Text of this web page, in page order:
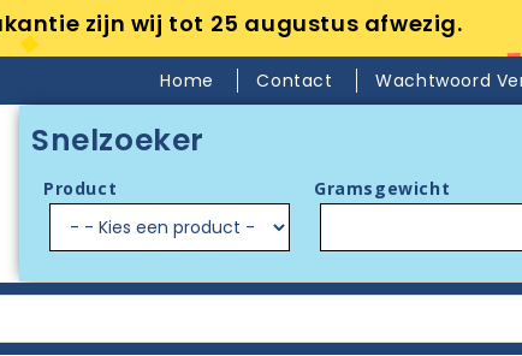
zijn wij tot 25 augustus afwezig.
Home Contact Wachtwoord
Snelzoeker
Product Gramsgewicht